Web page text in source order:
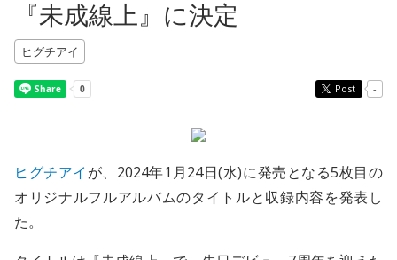
『未成線上』に決定
ヒグチアイ
Post -
ヒグチアイ が、2024年1月24日(水)に発売となる5枚目の
オリジナルフルアルバムのタイトルと収録内容を発表し
た。